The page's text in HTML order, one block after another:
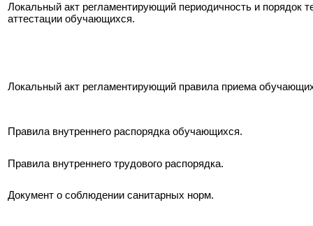
Локальный акт регламентирующий периодичность и порядок
аттестации обучающихся.
Локальный акт регламентирующий правила приема
Правила внутреннего распорядка обучающихся.
Правила внутреннего трудового распорядка.
Документ о соблюдении санитарных норм.